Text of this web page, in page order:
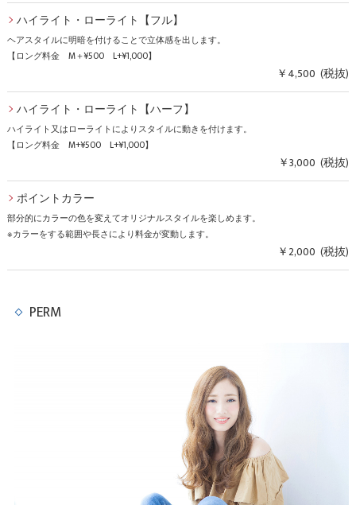
ハイライト・ローライト【フル】
ヘアスタイルに明暗を付けることで立体感を出します。
【ロング料金 M＋¥500 L+¥1,000】
￥4,500 (税抜)
ハイライト・ローライト【ハーフ】
ハイライト又はローライトによりスタイルに動きを付けます。
【ロング料金 M+¥500 L+¥1,000】
￥3,000 (税抜)
ポイントカラー
部分的にカラーの色を変えてオリジナルスタイルを楽しめます。
※カラーをする範囲や長さにより料金が変動します。
￥2,000 (税抜)
PERM